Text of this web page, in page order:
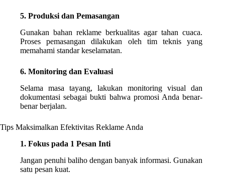
5. Produksi dan Pemasangan
Gunakan bahan reklame berkualitas agar tahan cuaca.
Proses pemasangan dilakukan oleh tim teknis yang
memahami standar keselamatan.
6. Monitoring dan Evaluasi
Selama masa tayang, lakukan monitoring visual dan
dokumentasi sebagai bukti bahwa promosi Anda benar-
benar berjalan.
Tips Maksimalkan Efektivitas Reklame Anda
1. Fokus pada 1 Pesan Inti
Jangan penuhi baliho dengan banyak informasi. Gunakan
satu pesan kuat.